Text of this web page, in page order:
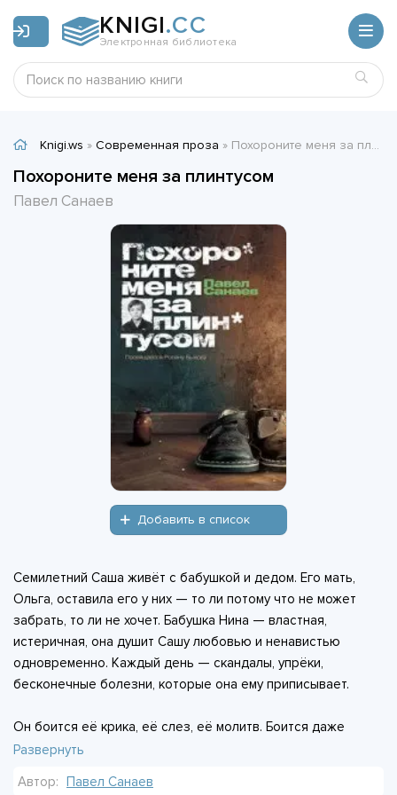
KNIGI.CC
Электронная библиотека
Knigi.ws » Современная проза » Похороните меня за плинтусом - Павел Санаев
Похороните меня за плинтусом
Павел Санаев
Добавить в список
Семилетний Саша живёт с бабушкой и дедом. Его мать,
Ольга, оставила его у них — то ли потому что не может
забрать, то ли не хочет. Бабушка Нина — властная,
истеричная, она душит Сашу любовью и ненавистью
одновременно. Каждый день — скандалы, упрёки,
бесконечные болезни, которые она ему приписывает.
Он боится её крика, её слез, её молитв. Боится даже
дышать неправильно. Она называет его «сволочью», а
терпит её тиранию. Мать приезжает редко — бабушка
Развернуть
Автор: Павел Санаев